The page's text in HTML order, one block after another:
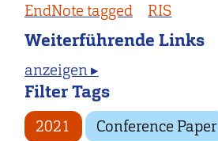
EndNote tagged
RIS
Weiterführende Links
anzeigen ▸
Filter Tags
2021 Conference Paper